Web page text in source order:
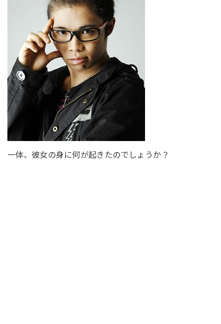
一体、彼女の身に何が起きたのでしょうか？